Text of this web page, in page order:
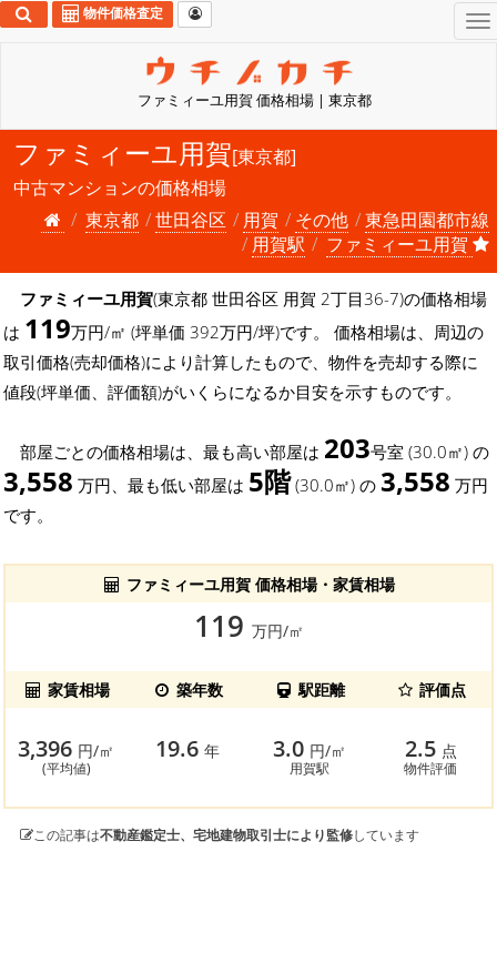
ファミィーユ用賀 価格相場 | 東京都
物件価格査定
ファミィーユ用賀[東京都]
中古マンションの価格相場
東京都
世田谷区 用賀 その他
東急田園都市線
用賀駅
ファミィーユ用賀
ファミィーユ用賀(東京都 世田谷区 用賀 2丁目36-7)の価格相場
は 119万円/㎡ (坪単価 392万円/坪)です。 価格相場は、周辺の
取引価格(売却価格)により計算したもので、物件を売却する際に
値段(坪単価、評価額)がいくらになるか目安を示すものです。
部屋ごとの価格相場は、最も高い部屋は 203号室 (30.0㎡) の
3,558 万円、最も低い部屋は 5階(30.0㎡) の 3,558 万円
です。
ファミィーユ用賀 価格相場・家賃相場
119 万円/㎡
家賃相場 築年数 駅距離 評価点
3,396 円/㎡
(平均値)
19.6年 3.0 円/㎡
用賀駅
2.5 点
物件評価
この記事は不動産鑑定士、宅地建物取引士により監修しています